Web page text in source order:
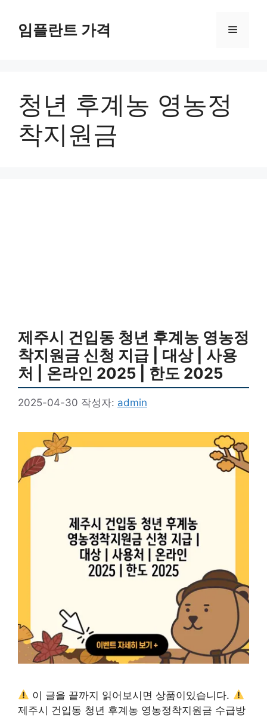
임플란트 가격 메
청년 후계농 영농정
착지원금
제주시 건입동 청년 후계농 영농정
착지원금 신청 지급 | 대상 | 사용
처 | 온라인 2025 | 한도 2025
2025-04-30 작성자: admin
이 글을 끝까지 읽어보시면 상품이있습니다.
제주시 건입동 청년 후계농 영농정착지원금 수급방